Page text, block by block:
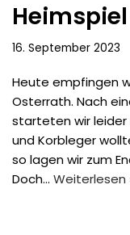
16. September 2023
Heute empfingen
Osterrath. Nach
starteten wir leider
und Korbleger
so lagen wir zum
Doch… Weiterlesen